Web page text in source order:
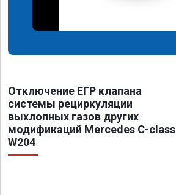
Отключение ЕГР клапана
системы рециркуляции
выхлопных газов других
модификаций Mercedes C-class
W204